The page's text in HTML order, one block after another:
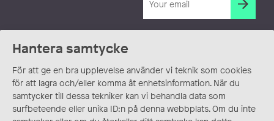
Hantera samtycke
För att ge en bra upplevelse använder vi teknik som cookies
för att lagra och/eller komma åt enhetsinformation. När du
samtycker till dessa tekniker kan vi behandla data som
surfbeteende eller unika ID:n på denna webbplats. Om du inte